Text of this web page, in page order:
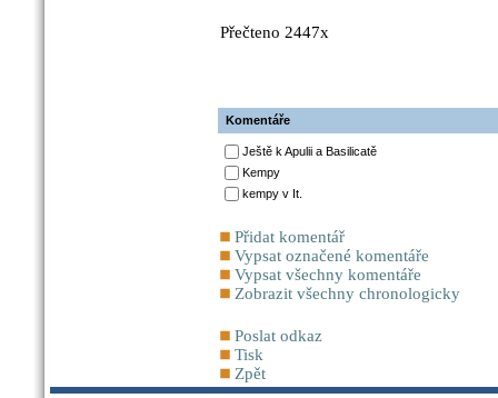
Přečteno 2447x
Komentáře
Ještě k Apulii a Basilicatě
Kempy
kempy v It.
Přidat komentář
Vypsat označené komentáře
Vypsat všechny komentáře
Zobrazit všechny chronologicky
Poslat odkaz
Tisk
Zpět